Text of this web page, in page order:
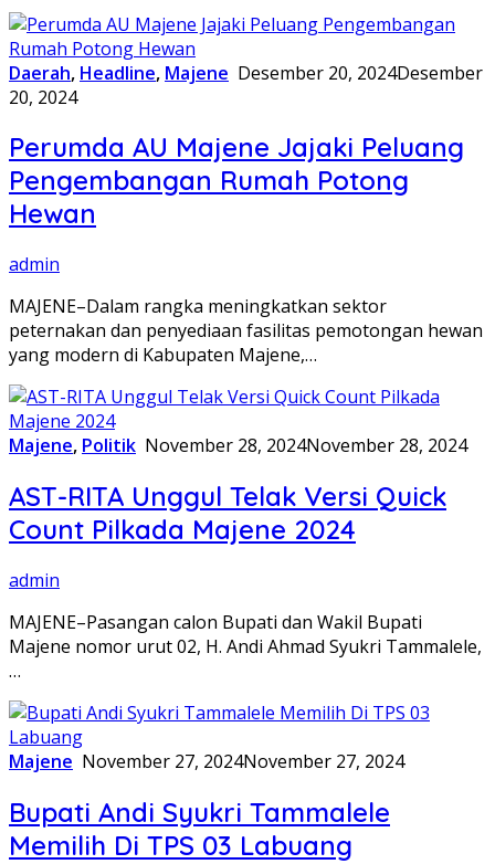
Daerah, Headline, Majene Desember 20, 2024Desember
20, 2024
Perumda AU Majene Jajaki Peluang
Pengembangan Rumah Potong
Hewan
admin
MAJENE–Dalam rangka meningkatkan sektor
peternakan dan penyediaan fasilitas pemotongan hewan
yang modern di Kabupaten Majene,…
Majene, Politik November 28, 2024November 28, 2024
AST-RITA Unggul Telak Versi Quick
Count Pilkada Majene 2024
admin
MAJENE–Pasangan calon Bupati dan Wakil Bupati
Majene nomor urut 02, H. Andi Ahmad Syukri Tammalele,
…
Majene November 27, 2024November 27, 2024
Bupati Andi Syukri Tammalele
Memilih Di TPS 03 Labuang